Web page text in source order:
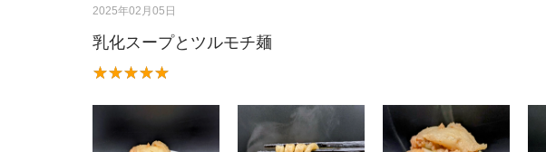
2025年02月05日
乳化スープとツルモチ麺